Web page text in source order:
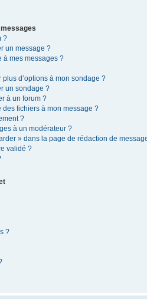
?
un message ?
à mes messages ?
d’options à mon sondage ?
un sondage ?
à un forum ?
fichiers à mon message ?
?
à un modérateur ?
» dans la page de rédaction de
validé ?
?